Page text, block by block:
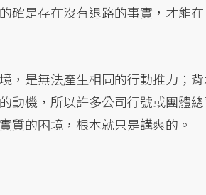
確是存在沒有退路的事實，才能
，是無法產生相同的行動推力；
動機，所以許多公司行號或團體
質的困境，根本就只是講爽的。